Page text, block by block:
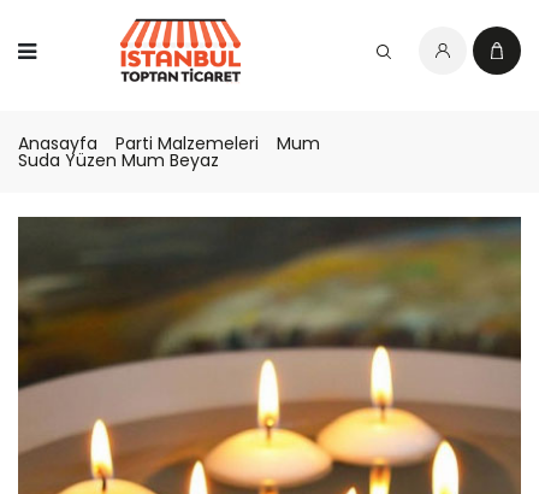
Anasayfa Parti Malzemeleri Mum
Suda Yüzen Mum Beyaz